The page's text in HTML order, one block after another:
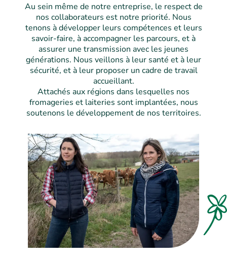
Au sein même de notre entreprise, le respect de
nos collaborateurs est notre priorité. Nous
tenons à développer leurs compétences et leurs
savoir-faire, à accompagner les parcours, et à
assurer une transmission avec les jeunes
générations. Nous veillons à leur santé et à leur
sécurité, et à leur proposer un cadre de travail
accueillant.
Attachés aux régions dans lesquelles nos
fromageries et laiteries sont implantées, nous
soutenons le développement de nos territoires.